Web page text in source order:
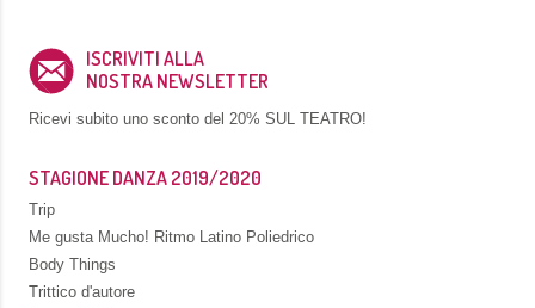
ISCRIVITI ALLA
NOSTRA NEWSLETTER
Ricevi subito uno sconto del 20% SUL TEATRO!
STAGIONE DANZA 2019/2020
Trip
Me gusta Mucho! Ritmo Latino Poliedrico
Body Things
Trittico d'autore